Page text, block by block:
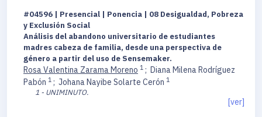
#04596 | Presencial | Ponencia | 08 Desigualdad, Pobreza
y Exclusión Social
Análisis del abandono universitario de estudiantes
madres cabeza de familia, desde una perspectiva de
género a partir del uso de Sensemaker.
Rosa Valentina Zarama Moreno 1 ; Diana Milena Rodríguez
Pabón 1 ; Johana Nayibe Solarte Cerón 1
1 - UNIMINUTO.
[ver]